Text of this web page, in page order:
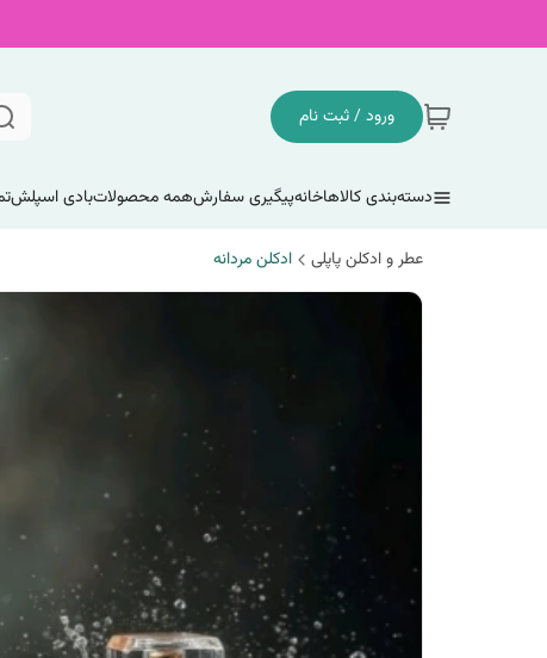
ورود / ثبت نام
دسته‌بندی کالاهاخانهپیگیری سفارشهمه محصولاتبادی اسپلش
عطر و ادکلن پاپلی ادکلن مردانه